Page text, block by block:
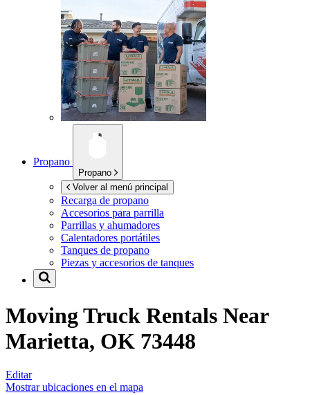
Propano
Propano
Volver al menú principal
Recarga de propano
Accesorios para parrilla
Parrillas y ahumadores
Calentadores portátiles
Tanques de propano
Piezas y accesorios de tanques
Moving Truck Rentals Near
Marietta, OK 73448
Editar
Mostrar ubicaciones en el mapa